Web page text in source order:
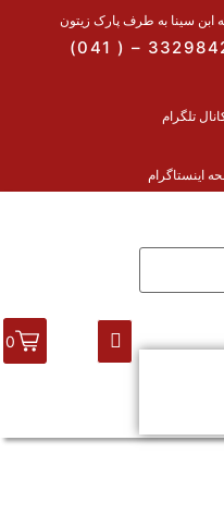
ابن سینا به طرف پارک زیتون
تلگرام
اینستاگرام
0